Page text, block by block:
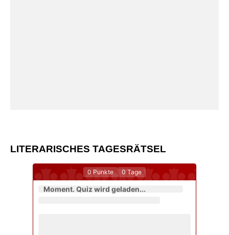
LITERARISCHES TAGESRÄTSEL
0 Punkte 0 Tage
Moment. Quiz wird geladen...